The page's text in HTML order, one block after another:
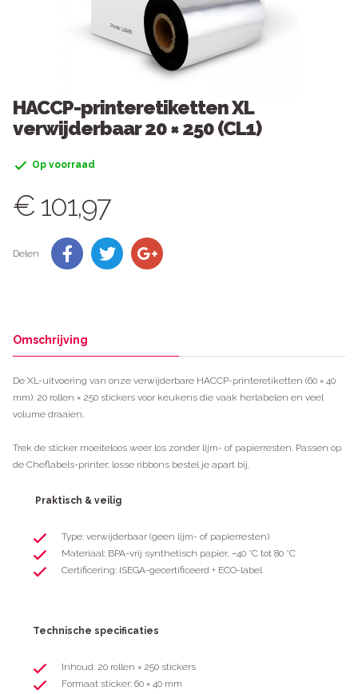
HACCP-printeretiketten XL
verwijderbaar 20 × 250 (CL1)
Op voorraad
€ 101,97
Delen
Omschrijving
De XL-uitvoering van onze verwijderbare HACCP-printeretiketten (60 × 40
mm): 20 rollen × 250 stickers voor keukens die vaak herlabelen en veel
volume draaien.
Trek de sticker moeiteloos weer los zonder lijm- of papierresten. Passen op
de Cheflabels-printer; losse ribbons bestel je apart bij.
Praktisch & veilig
Type: verwijderbaar (geen lijm- of papierresten)
Materiaal: BPA-vrij synthetisch papier, −40 °C tot 80 °C
Certificering: ISEGA-gecertificeerd + ECO-label
Technische specificaties
Inhoud: 20 rollen × 250 stickers
Formaat sticker: 60 × 40 mm